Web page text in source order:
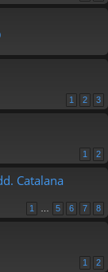
1 2 3
1 2
Catalana
1 5 6 7 8
1 2